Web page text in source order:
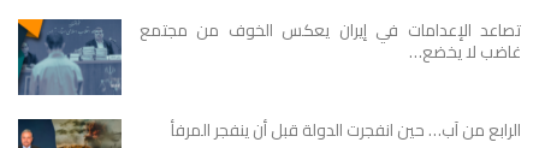
تصاعد الإعدامات في إيران يعكس الخوف من مجتمع
غاضب لا يخضع…
الرابع من آب… حين انفجرت الدولة قبل أن ينفجر المرفأ